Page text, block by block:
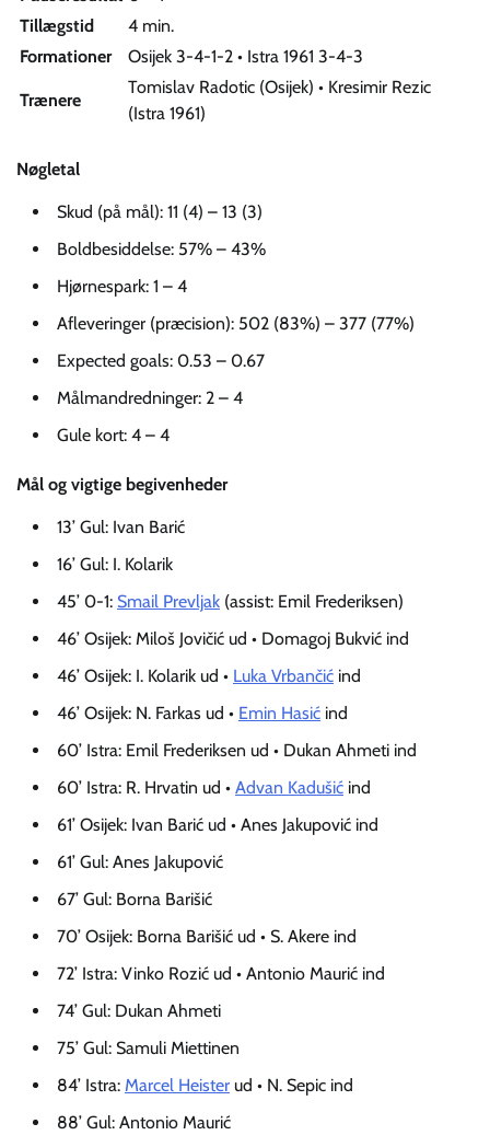
Tillægstid
4 min.
Formationer
Osijek 3-4-1-2 • Istra 1961 3-4-3
Trænere
Tomislav Radotic (Osijek) • Kresimir Rezic
(Istra 1961)
Nøgletal
Skud (på mål): 11 (4) – 13 (3)
Boldbesiddelse: 57% – 43%
Hjørnespark: 1 – 4
Afleveringer (præcision): 502 (83%) – 377 (77%)
Expected goals: 0.53 – 0.67
Målmandredninger: 2 – 4
Gule kort: 4 – 4
Mål og vigtige begivenheder
13’ Gul: Ivan Barić
16’ Gul: I. Kolarik
45’ 0-1: Smail Prevljak (assist: Emil Frederiksen)
46’ Osijek: Miloš Jovičić ud • Domagoj Bukvić ind
46’ Osijek: I. Kolarik ud • Luka Vrbančić ind
46’ Osijek: N. Farkas ud • Emin Hasić ind
60’ Istra: Emil Frederiksen ud • Dukan Ahmeti ind
60’ Istra: R. Hrvatin ud • Advan Kadušić ind
61’ Osijek: Ivan Barić ud • Anes Jakupović ind
61’ Gul: Anes Jakupović
67’ Gul: Borna Barišić
70’ Osijek: Borna Barišić ud • S. Akere ind
72’ Istra: Vinko Rozić ud • Antonio Maurić ind
74’ Gul: Dukan Ahmeti
75’ Gul: Samuli Miettinen
84’ Istra: Marcel Heister ud • N. Sepic ind
88’ Gul: Antonio Maurić